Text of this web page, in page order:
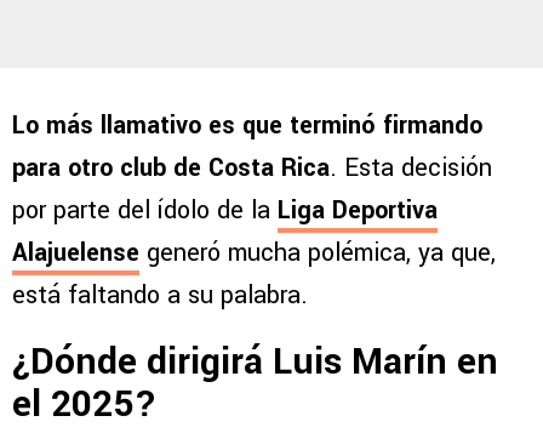
Lo más llamativo es que terminó firmando
para otro club de Costa Rica. Esta decisión
por parte del ídolo de la Liga Deportiva
Alajuelense generó mucha polémica, ya que,
está faltando a su palabra.
¿Dónde dirigirá Luis Marín en
el 2025?